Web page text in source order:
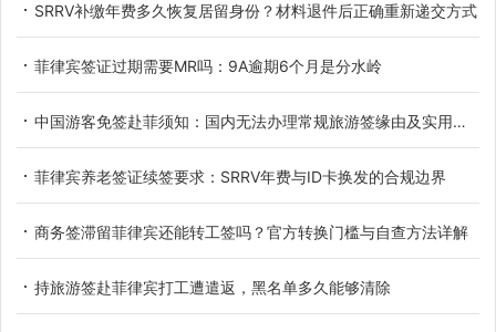
SRRV补缴年费多久恢复居留身份？材料退件后正确重新递交方式
菲律宾签证过期需要MR吗：9A逾期6个月是分水岭
中国游客免签赴菲须知：国内无法办理常规旅游签缘由及实用替代方案
菲律宾养老签证续签要求：SRRV年费与ID卡换发的合规边界
商务签滞留菲律宾还能转工签吗？官方转换门槛与自查方法详解
持旅游签赴菲律宾打工遭遣返，黑名单多久能够清除